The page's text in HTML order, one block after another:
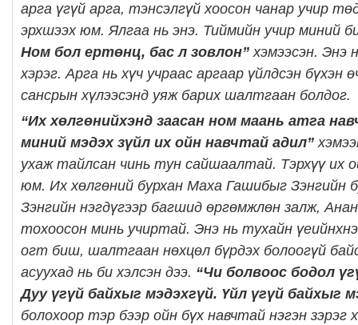
арга үгүй арга, тэнсэлгүй хоосон чанар учир
эрхшээх юм. Ялгаа нь энэ. Тиймийн учир миний
Ном бол ертөнц, бас л зовлон” хэмээсэн. Энэ
хэрэг. Арга нь хүч учраас аргаар үйлдсэн бүхэн
сансрын хүлээсэнд уяж барих шалтгаан болдог.
“Их хөлгөнийхэнд заасан ном маань атга
миний мэдэх зүйл их ойн навчтай адил”
ухаж тайлсан чинь тун сайшаалтай. Тэрхүү их
юм. Их хөлгөний бурхан Маха Гашибыг Зэнгийн
Зэнгийн нэгдүгээр багшид өргөмжлөн залж,
тохоосон минь учиртай. Энэ нь тухайн
огт биш, шалтгаан нөхцөл бүрдэх болоогүй
асуухад нь би хэлсэн дээ. “Чи болвоос бодол
Дуу үгүй байхыг мэдэхгүй. Үйл үгүй байхыг
болохоор тэр бээр ойн бүх навчтай нэгэн зэрэг